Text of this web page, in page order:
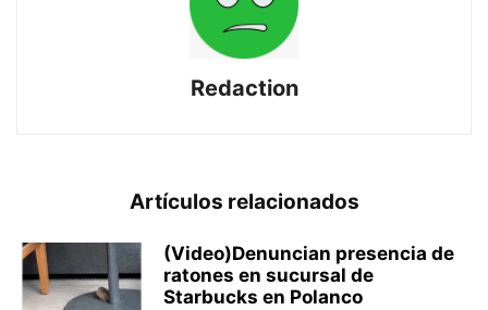
Redaction
Artículos relacionados
(Video)Denuncian presencia de
ratones en sucursal de
Starbucks en Polanco